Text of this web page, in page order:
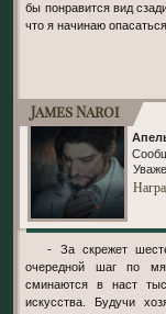
бы понравится вид
что я начинаю
James Naroi
- За скрежет шестерней можно не волноваться, - Нарой делал
очередной шаг по
сминаются в наст
искусства. Будучи